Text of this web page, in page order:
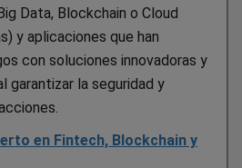
Data, Blockchain o Cloud
y aplicaciones que han
con soluciones innovadoras y
garantizar la seguridad y
en Fintech, Blockchain y